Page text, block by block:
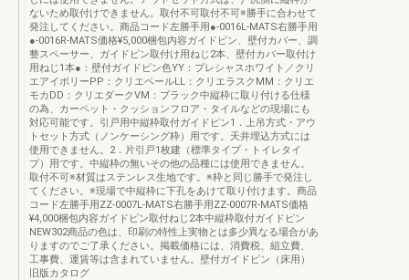
ないため取付けできません。取付不可取付不可※勝手に合わせて
発注してください。商品コード左勝手用●-0016L-MATS右勝手用
●-0016R-MATS価格¥5,000梱包内容ガイドピン、壁付カバー、調
整スペーサー、ガイドピン取付け用ねじ2本、壁付カバー取付け
用ねじ1本●：壁付ガイドピン色YY：プレシャスホワイト／クリ
エアイボリーPP：クリエペールLL：クリエラスクMM：クリエ
モカDD：クリエダークVM：ブラック中縦枠に取り付ける仕様
の為、カーペット・クッションフロア・タイルなどの現場にも
対応可能です。引戸用中縦枠取付ガイドピン1．上吊方式・アウ
トセット方式（ノンケーシング枠）用です。天井埋込方式には
使用できません。2．片引戸1枚建（標準タイプ・トイレタイ
プ）用です。中縦枠の無いその他の品種には使用できません。
取付不可※材質はステンレス生地です。※枠と同じ勝手で発注し
てください。※現場で中縦枠に下孔をあけて取り付けます。商品
コード左勝手用ZZ-0007L-MATS右勝手用ZZ-0007R-MATS価格
¥4,000梱包内容ガイドピン取付ねじ2本中縦枠取付ガイドピン
NEW302商品の色は、印刷の特性上実物とは多少異なる場合があ
りますのでご了承ください。掲載価格には、消費税、組立費、
工事費、運賃等は含まれていません。壁付ガイドピン（床用）
旧版カタログ